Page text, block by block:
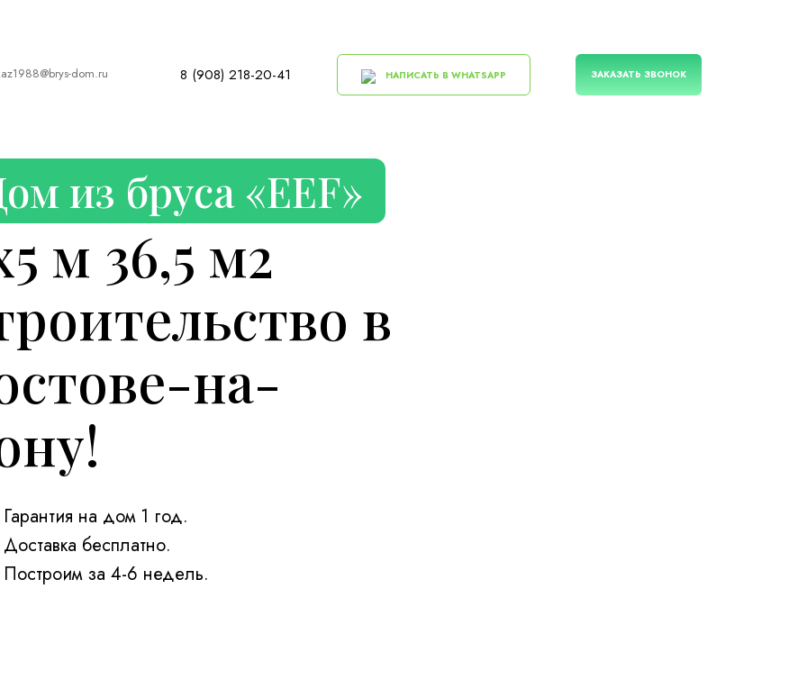
dom.ru 8 (908) 218-20-41 НАПИСАТЬ В WHATSAPP ЗАКАЗАТЬ ЗВОНОК
из бруса «EEF»
м 36,5 м2
в
на-
Гарантия на дом 1 год.
Доставка бесплатно.
Построим за 4-6 недель.